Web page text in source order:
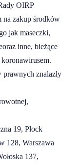
OIRP
na zakup środków
jak maseczki,
oraz inne, bieżące
znalazły
19, Płock
128, Warszawa
137,